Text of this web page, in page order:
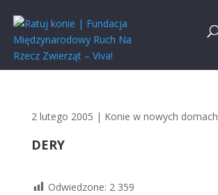
2 lutego 2005 | Konie w nowych domach
DERY
Odwiedzone: 2 359